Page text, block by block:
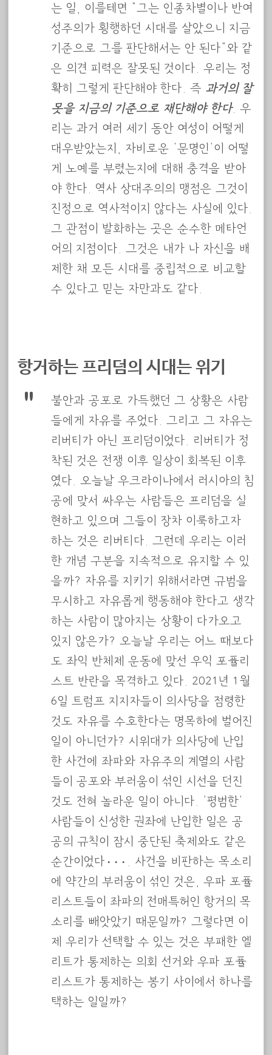
는 일, 이를테면 “그는 인종차별이나 반여
성주의가 횡행하던 시대를 살았으니 지금
기준으로 그를 판단해서는 안 된다”와 같
은 의견 피력은 잘못된 것이다. 우리는 정
확히 그렇게 판단해야 한다. 즉 과거의 잘
못을 지금의 기준으로 재단해야 한다. 우
리는 과거 여러 세기 동안 여성이 어떻게
대우받았는지, 자비로운 ‘문명인’이 어떻
게 노예를 부렸는지에 대해 충격을 받아
야 한다. 역사 상대주의의 맹점은 그것이
진정으로 역사적이지 않다는 사실에 있다.
그 관점이 발화하는 곳은 순수한 메타언
어의 지점이다. 그것은 내가 나 자신을 배
제한 채 모든 시대를 중립적으로 비교할
수 있다고 믿는 자만과도 같다.
항거하는 프리덤의 시대는 위기
불안과 공포로 가득했던 그 상황은 사람
들에게 자유를 주었다. 그리고 그 자유는
리버티가 아닌 프리덤이었다. 리버티가 정
착된 것은 전쟁 이후 일상이 회복된 이후
였다. 오늘날 우크라이나에서 러시아의 침
공에 맞서 싸우는 사람들은 프리덤을 실
현하고 있으며 그들이 장차 이룩하고자
하는 것은 리버티다. 그런데 우리는 이러
한 개념 구분을 지속적으로 유지할 수 있
을까? 자유를 지키기 위해서라면 규범을
무시하고 자유롭게 행동해야 한다고 생각
하는 사람이 많아지는 상황이 다가오고
있지 않은가? 오늘날 우리는 어느 때보다
도 좌익 반체제 운동에 맞선 우익 포퓰리
스트 반란을 목격하고 있다. 2021년 1월
6일 트럼프 지지자들이 의사당을 점령한
것도 자유를 수호한다는 명목하에 벌어진
일이 아니던가? 시위대가 의사당에 난입
한 사건에 좌파와 자유주의 계열의 사람
들이 공포와 부러움이 섞인 시선을 던진
것도 전혀 놀라운 일이 아니다. ‘평범한’
사람들이 신성한 권좌에 난입한 일은 공
공의 규칙이 잠시 중단된 축제와도 같은
순간이었다···. 사건을 비판하는 목소리
에 약간의 부러움이 섞인 것은, 우파 포퓰
리스트들이 좌파의 전매특허인 항거의 목
소리를 빼앗았기 때문일까? 그렇다면 이
제 우리가 선택할 수 있는 것은 부패한 엘
리트가 통제하는 의회 선거와 우파 포퓰
리스트가 통제하는 봉기 사이에서 하나를
택하는 일일까?